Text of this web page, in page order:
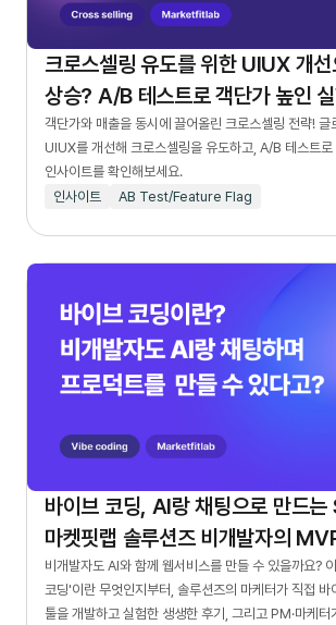
크로스셀링 유도를 위한 UIUX 개
상승? A/B 테스트로 객단가 높인
객단가와 매출을 동시에 끌어올린 크로스셀링 전략! 글
UIUX를 개선해 크로스셀링을 유도하고, A/B 테스트로
인사이트를 확인해보세요.
인사이트
AB Test/Feature Flag
바이브 코딩, AI랑 채팅으로 만드
마켓핏랩 솔루션즈 비개발자의
비개발자도 AI와 함께 웹서비스를 만들 수 있을까요?
코딩'이란 무엇인지부터, 솔루션즈의 마케터가 직접
툴을 개발하고 실험한 생생한 후기, 그리고 PM·마케